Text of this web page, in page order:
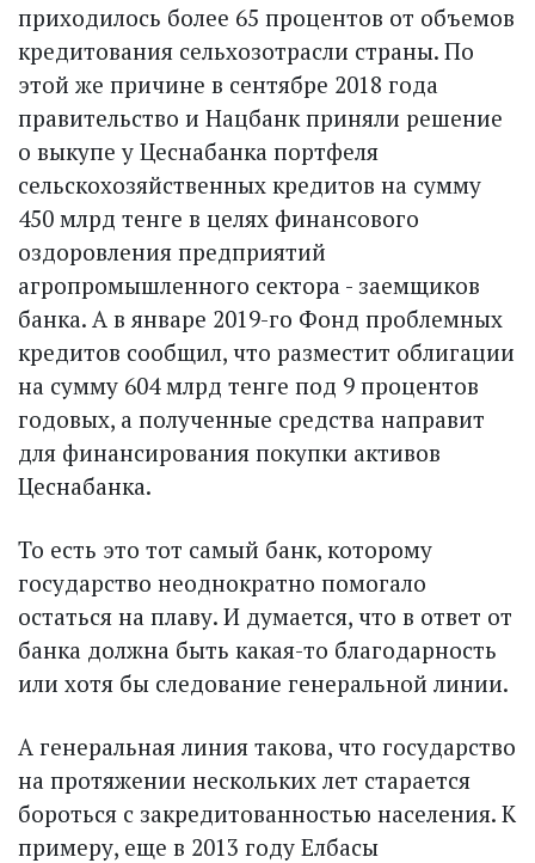
приходилось более 65 процентов от объемов
кредитования сельхозотрасли страны. По
этой же причине в сентябре 2018 года
правительство и Нацбанк приняли решение
о выкупе у Цеснабанка портфеля
сельскохозяйственных кредитов на сумму
450 млрд тенге в целях финансового
оздоровления предприятий
агропромышленного сектора - заемщиков
банка. А в январе 2019-го Фонд проблемных
кредитов сообщил, что разместит облигации
на сумму 604 млрд тенге под 9 процентов
годовых, а полученные средства направит
для финансирования покупки активов
Цеснабанка.
То есть это тот самый банк, которому
государство неоднократно помогало
остаться на плаву. И думается, что в ответ от
банка должна быть какая-то благодарность
или хотя бы следование генеральной линии.
А генеральная линия такова, что государство
на протяжении нескольких лет старается
бороться с закредитованностью населения. К
примеру, еще в 2013 году Елбасы